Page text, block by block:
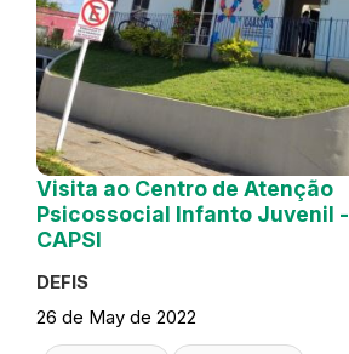
Visita ao Centro de Atenção
Psicossocial Infanto Juvenil -
CAPSI
DEFIS
26 de May de 2022